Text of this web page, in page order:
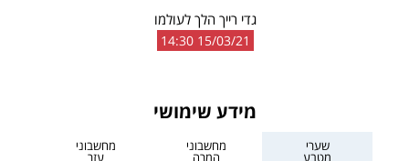
גדי רייך הלך לעולמו
15/03/21 14:30
מידע שימושי
שערי
מטבע
מחשבוני
המרה
מחשבוני
עזר